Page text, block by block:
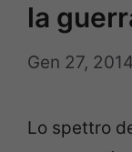
la
Gen 27, 2014
Lo spettro